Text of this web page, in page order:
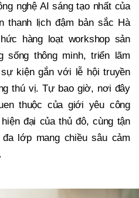
nghệ AI sáng tạo nhất của
thanh lịch đậm bản sắc Hà
hàng loạt workshop sản
sống thông minh, triển lãm
kiện gắn với lễ hội truyền
thú vị. Tự bao giờ, nơi đây
thuộc của giới yêu công
đại của thủ đô, cùng tận
lớp mang chiều sâu cảm